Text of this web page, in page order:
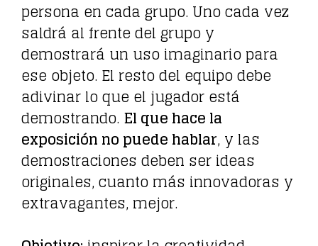
persona en cada grupo. Uno cada vez
saldrá al frente del grupo y
demostrará un uso imaginario para
ese objeto. El resto del equipo debe
adivinar lo que el jugador está
demostrando. El que hace la
exposición no puede hablar, y las
demostraciones deben ser ideas
originales, cuanto más innovadoras y
extravagantes, mejor.